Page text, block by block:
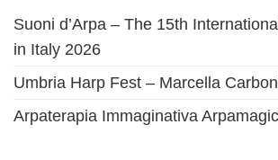
Suoni d’Arpa – The 15th
in Italy 2026
Umbria Harp Fest – Marcella
Arpaterapia Immaginativa